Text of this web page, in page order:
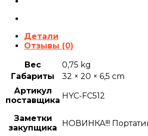
Детали
Отзывы (0)
Вес
0,75 kg
Габариты
32 × 20 × 6,5 cm
Артикул
поставщика HYC-FC512
Заметки
закупщика
НОВИНКА!!!